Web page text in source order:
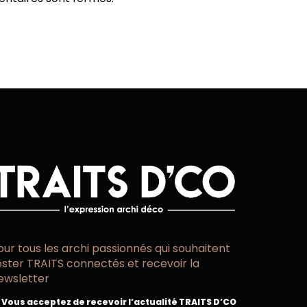
tous les archi passionnés qui souhaitent
TRAITS connectés et recevoir la
Vous acceptez de recevoir l’actualité TRAITS D’CO